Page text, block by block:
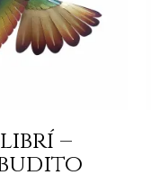
–